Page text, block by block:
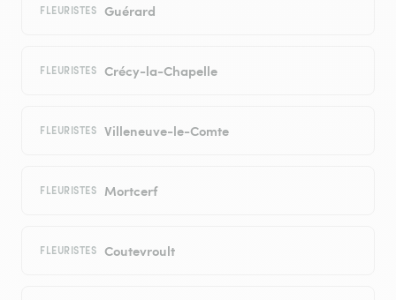
FLEURISTES Guérard
FLEURISTES Crécy-la-Chapelle
FLEURISTES Villeneuve-le-Comte
FLEURISTES Mortcerf
FLEURISTES Coutevroult